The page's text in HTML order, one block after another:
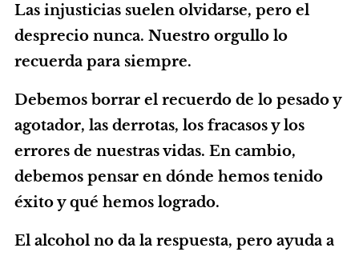
Las injusticias suelen olvidarse, pero el
desprecio nunca. Nuestro orgullo lo
recuerda para siempre.
Debemos borrar el recuerdo de lo pesado y
agotador, las derrotas, los fracasos y los
errores de nuestras vidas. En cambio,
debemos pensar en dónde hemos tenido
éxito y qué hemos logrado.
El alcohol no da la respuesta, pero ayuda a